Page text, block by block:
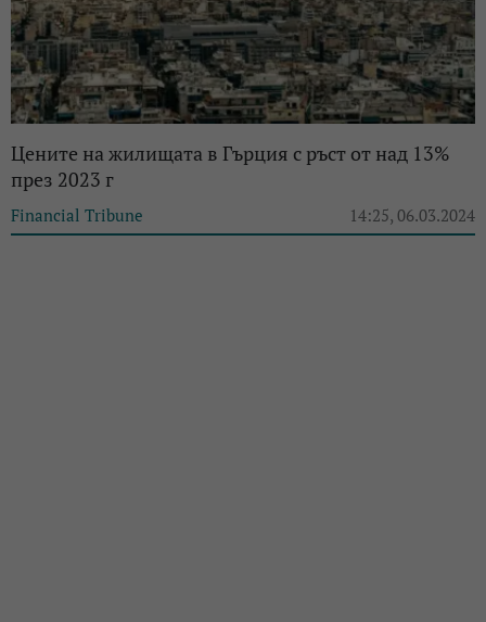
Цените на жилищата в Гърция с ръст от над 13%
през 2023 г
Financial Tribune 14:25, 06.03.2024